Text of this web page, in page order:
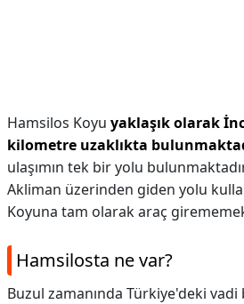
Hamsilos Koyu yaklaşık olarak
kilometre uzaklıkta
ulaşımın tek bir yolu
Akliman üzerinden giden yolu
Koyuna tam olarak araç
Hamsilosta ne var?
Buzul zamanında Türkiye'deki vadi